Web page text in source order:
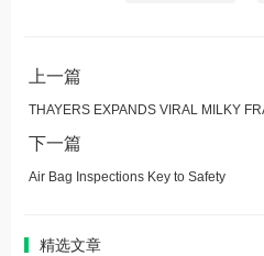
上一篇
下一篇
Air Bag Inspections Key to Safety
精选文章